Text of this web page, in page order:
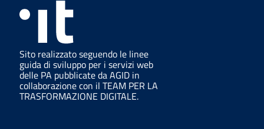
Sito realizzato seguendo le linee
guida di sviluppo per i servizi web
delle PA pubblicate da AGID in
collaborazione con il TEAM PER LA
TRASFORMAZIONE DIGITALE.